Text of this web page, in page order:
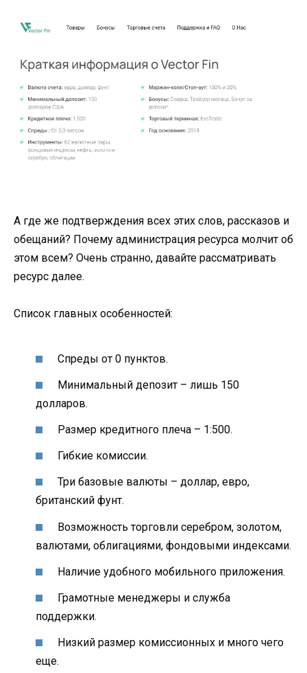
А где же подтверждения всех этих слов, рассказов и
обещаний? Почему администрация ресурса молчит об
этом всем? Очень странно, давайте рассматривать
ресурс далее.
Список главных особенностей:
Спреды от 0 пунктов.
Минимальный депозит – лишь 150
долларов.
Размер кредитного плеча – 1:500.
Гибкие комиссии.
Три базовые валюты – доллар, евро,
британский фунт.
Возможность торговли серебром, золотом,
валютами, облигациями, фондовыми индексами.
Наличие удобного мобильного приложения.
Грамотные менеджеры и служба
поддержки.
Низкий размер комиссионных и много чего
еще.